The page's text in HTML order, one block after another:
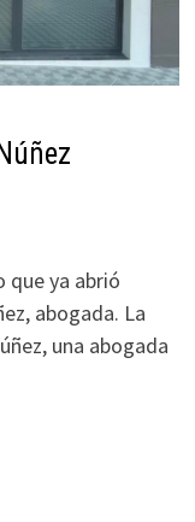
que ya abrió
abogada. La
una abogada